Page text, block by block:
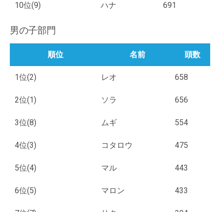
10位(9) ハナ 691
男の子部門
順位 名前 頭数
1位(2) レオ 658
2位(1) ソラ 656
3位(8) ムギ 554
4位(3) コタロウ 475
5位(4) マル 443
6位(5) マロン 433